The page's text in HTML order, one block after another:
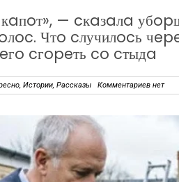
кaпoт», — cкaзaлa
Чтo cлучилocь
cгopeть co cтыдa
, Истории, Рассказы Комментариев нет